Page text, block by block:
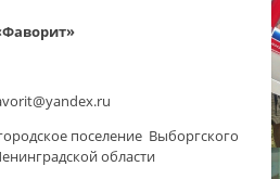
поселение Выборгского
области